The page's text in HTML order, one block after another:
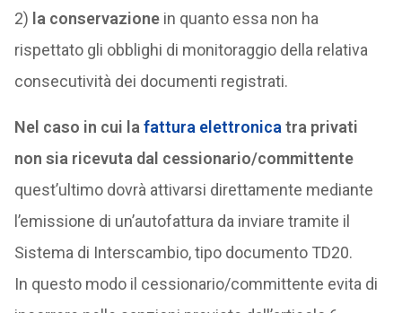
2) la conservazionein quanto essa non ha
rispettato gli obblighi di monitoraggio della relativa
consecutività dei documenti registrati.
Nel caso in cui la fattura elettronica tra privati
non sia ricevuta dal cessionario/committente
quest’ultimo dovrà attivarsi direttamente mediante
l’emissione di un’autofattura da inviare tramite il
Sistema di Interscambio, tipo documento TD20.
In questo modo il cessionario/committente evita di